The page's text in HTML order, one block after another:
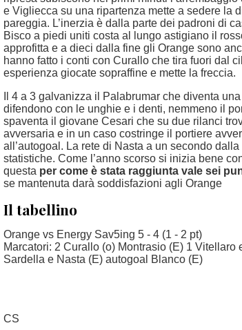
e Vigliecca su una ripartenza mette a sedere la
pareggia. L’inerzia è dalla parte dei padroni di
Bisco a piedi uniti costa al lungo astigiano il
approfitta e a dieci dalla fine gli Orange sono
hanno fatto i conti con Curallo che tira fuori dal
esperienza giocate sopraffine e mette la freccia.
Il 4 a 3 galvanizza il Palabrumar che diventa
difendono con le unghie e i denti, nemmeno il
spaventa il giovane Cesari che su due rilanci
avversaria e in un caso costringe il portiere
all’autogoal. La rete di Nasta a un secondo
statistiche. Come l’anno scorso si inizia bene
questa per come è stata raggiunta vale sei
se mantenuta darà soddisfazioni agli Orange
Il tabellino
Orange vs Energy Sav5ing 5 - 4 (1 - 2 pt)
Marcatori: 2 Curallo (o) Montrasio (E) 1
Sardella e Nasta (E) autogoal Blanco (E)
CS